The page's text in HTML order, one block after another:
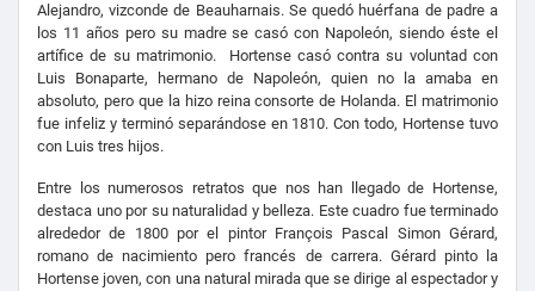
Alejandro, vizconde de Beauharnais. Se quedó huérfana de padre a
los 11 años pero su madre se casó con Napoleón, siendo éste el
artífice de su matrimonio.
Hortense casó contra su voluntad con
Luis Bonaparte, hermano de Napoleón, quien no la amaba en
absoluto, pero que la hizo reina consorte de Holanda. El matrimonio
fue infeliz y terminó separándose en 1810. Con todo, Hortense tuvo
con Luis tres hijos.
Entre los numerosos retratos que nos han llegado de Hortense,
destaca uno por su naturalidad y belleza. Este cuadro fue terminado
alrededor de 1800 por el pintor François Pascal Simon Gérard,
romano de nacimiento pero francés de carrera. Gérard pinto la
Hortense joven, con una natural mirada que se dirige al espectador y